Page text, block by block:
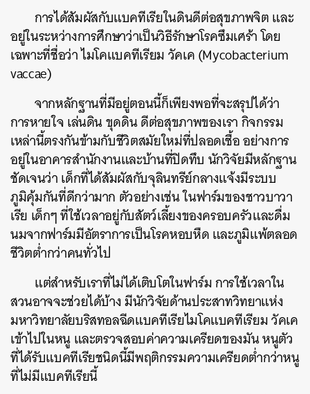
การได้สัมผัสกับแบคทีเรียในดินดีต่อสุขภาพจิต และ
อยู่ในระหว่างการศึกษาว่าเป็นวิธีรักษาโรคซึมเศร้า โดย
เฉพาะที่ชื่อว่า ไมโคแบคทีเรียม วัคเค (Mycobacterium
vaccae)
จากหลักฐานที่มีอยู่ตอนนี้ก็เพียงพอที่จะสรุปได้ว่า
การหายใจ เล่นดิน ขุดดิน ดีต่อสุขภาพของเรา กิจกรรม
เหล่านี้ตรงกันข้ามกับชีวิตสมัยใหม่ที่ปลอดเชื้อ อย่างการ
อยู่ในอาคารสำนักงานและบ้านที่ปิดทึบ นักวิจัยมีหลักฐาน
ชัดเจนว่า เด็กที่ได้สัมผัสกับจุลินทรีย์กลางแจ้งมีระบบ
ภูมิคุ้มกันที่ดีกว่ามาก ตัวอย่างเช่น ในฟาร์มของชาวบาวา
เรีย เด็กๆ ที่ใช้เวลาอยู่กับสัตว์เลี้ยงของครอบครัวและดื่ม
นมจากฟาร์มมีอัตราการเป็นโรคหอบหืด และภูมิแพ้ตลอด
ชีวิตต่ำกว่าคนทั่วไป
แต่สำหรับเราที่ไม่ได้เติบโตในฟาร์ม การใช้เวลาใน
สวนอาจจะช่วยได้บ้าง มีนักวิจัยด้านประสาทวิทยาแห่ง
มหาวิทยาลัยบริสทอลฉีดแบคทีเรียไมโคแบคทีเรียม วัคเค
เข้าไปในหนู และตรวจสอบค่าความเครียดของมัน หนูตัว
ที่ได้รับแบคทีเรียชนิดนี้มีพฤติกรรมความเครียดต่ำกว่าหนู
ที่ไม่มีแบคทีเรียนี้
ค้นหา
SHARE TWEET LINE EMAIL